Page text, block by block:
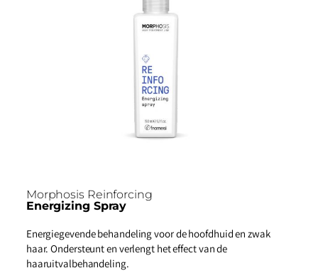
Morphosis Reinforcing
Energizing Spray
Energiegevende behandeling voor de hoofdhuid en zwak
haar. Ondersteunt en verlengt het effect van de
haaruitvalbehandeling.